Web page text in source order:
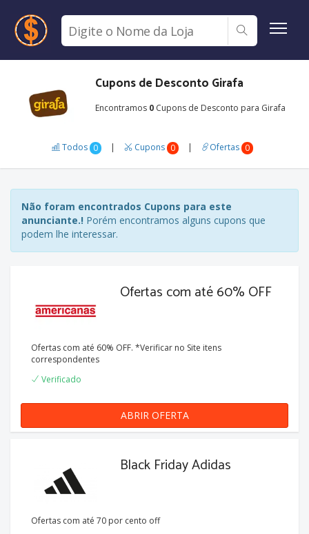
Cupons de Desconto Girafa
Encontramos 0Cupons de Desconto para Girafa
Todos 0 | Cupons 0 | Ofertas 0
Não foram encontrados Cupons para este
anunciante.! Porém encontramos alguns cupons que
podem lhe interessar.
Ofertas com até 60% OFF
Ofertas com até 60% OFF. *Verificar no Site itens
correspondentes
Verificado
ABRIR OFERTA
Black Friday Adidas
Ofertas com até 70 por cento off